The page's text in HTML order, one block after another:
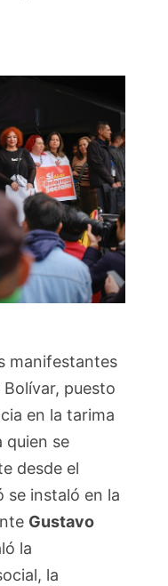
manifestantes
puesto
en la tarima
quien se
desde el
se instaló en la
Gustavo
la
la